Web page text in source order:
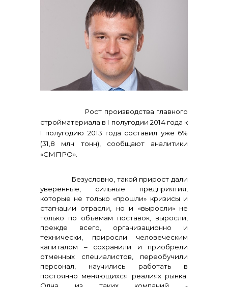
реализация неликвидов
контакты отдела закупок
Рост производства главного
стройматериала в I полугодии 2014 года к
I полугодию 2013 года составил уже 6%
(31,8 млн тонн), сообщают аналитики
«СМПРО».
Безусловно, такой прирост дали
уверенные, сильные предприятия,
которые не только «прошли» кризисы и
стагнации отрасли, но и «выросли» не
только по объемам поставок, выросли,
прежде всего, организационно и
технически, приросли человеческим
капиталом – сохранили и приобрели
отменных специалистов, переобучили
персонал, научились работать в
постоянно меняющихся реалиях рынка.